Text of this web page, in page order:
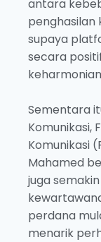
antara
penghasilan
supaya
secara
Sementara
Komunikasi,
Komunikasi
Mahamed
juga
perdana
menarik